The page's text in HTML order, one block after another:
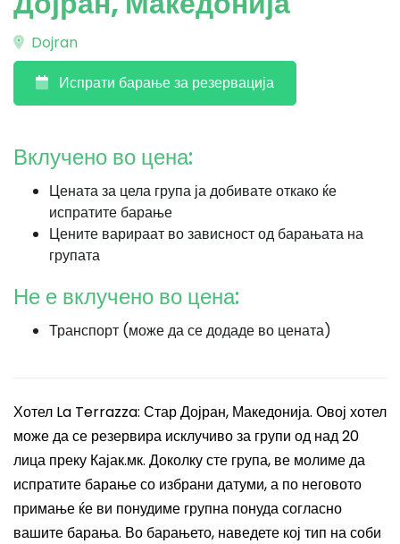
Dojran
Испрати барање за резервација
Вклучено во цена:
Цената за цела група ја добивате откако ќе
испратите барање
Цените варираат во зависност од барањата на
групата
Не е вклучено во цена:
Транспорт (може да се додаде во цената)
Хотел La Terrazza: Стар Дојран, Македонија. Овој хотел
може да се резервира исклучиво за групи од над 20
лица преку Кајак.мк. Доколку сте група, ве молиме да
испратите барање со избрани датуми, а по неговото
примање ќе ви понудиме групна понуда согласно
вашите барања. Во барањето, наведете кој тип на соби